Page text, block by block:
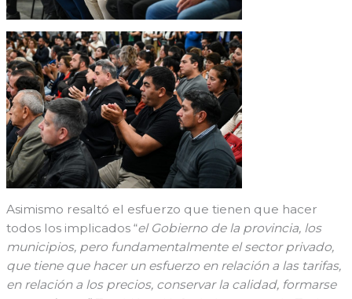
Asimismo resaltó el esfuerzo que tienen que hacer
todos los implicados “el Gobierno de la provincia, los
municipios, pero fundamentalmente el sector privado,
que tiene que hacer un esfuerzo en relación a las tarifas,
en relación a los precios, conservar la calidad, formarse